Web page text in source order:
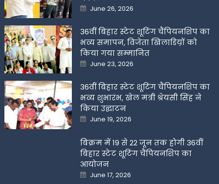
Posted
on
June 26, 2026
36वीं बिहार स्टेट शूटिंग चैंपियनशिप का
भव्य समापन, विजेता खिलाडिय़ों को
किया गया सम्मानित
Posted
on
June 23, 2026
36वीं बिहार स्टेट शूटिंग चैंपियनशिप का
भव्य शुभारंभ, खेल मंत्री श्रेयसी सिंह ने
किया उद्घाटन
Posted
on
June 19, 2026
बिक्रम में 19 से 22 जून तक होगी 36वीं
बिहार स्टेट शूटिंग चैंपियनशिप का
आयोजन
Posted
on
June 17, 2026